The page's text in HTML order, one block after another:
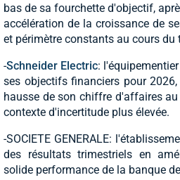
bas de sa fourchette d'objectif,
accélération de la croissance de
et périmètre constants au cours du
-Schneider Electric:
ses objectifs financiers pour
hausse de son chiffre d'affaires
contexte d'incertitude plus élevée.
-SOCIETE GENERALE:
des résultats trimestriels en
solide performance de la banque